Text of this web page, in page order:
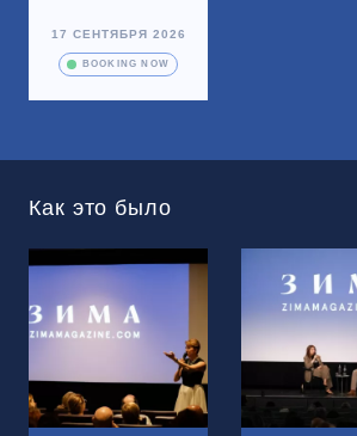
17 СЕНТЯБРЯ 2026
BOOKING NOW
Как это было